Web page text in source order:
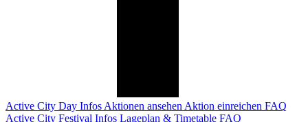
Active City Day Infos Aktionen ansehen Aktion einreichen FAQ
Active City Festival Infos Lageplan & Timetable FAQ